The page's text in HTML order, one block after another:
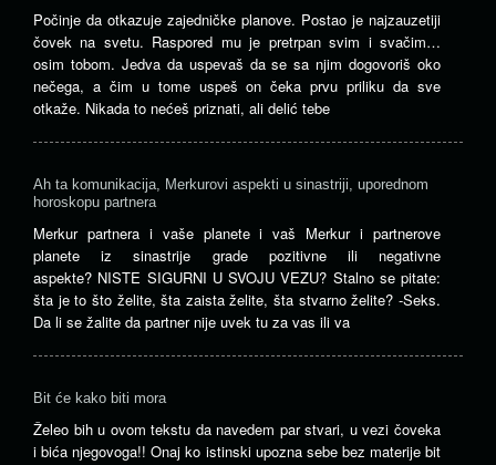
Počinje da otkazuje zajedničke planove. Postao je najzauzetiji
čovek na svetu. Raspored mu je pretrpan svim i svačim…
osim tobom. Jedva da uspevaš da se sa njim dogovoriš oko
nečega, a čim u tome uspeš on čeka prvu priliku da sve
otkaže. Nikada to nećeš priznati, ali delić tebe
Ah ta komunikacija, Merkurovi aspekti u sinastriji, uporednom
horoskopu partnera
Merkur partnera i vaše planete i vaš Merkur i partnerove
planete iz sinastrije grade pozitivne ili negativne
aspekte? NISTE SIGURNI U SVOJU VEZU? Stalno se pitate:
šta je to što želite, šta zaista želite, šta stvarno želite? -Seks.
Da li se žalite da partner nije uvek tu za vas ili va
Bit će kako biti mora
Želeo bih u ovom tekstu da navedem par stvari, u vezi čoveka
i bića njegovoga!! Onaj ko istinski upozna sebe bez materije bit